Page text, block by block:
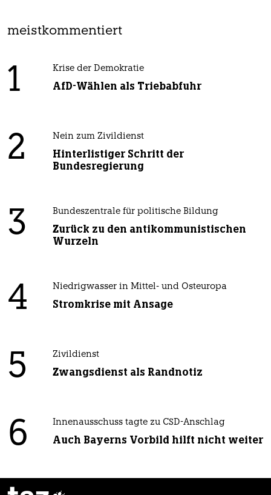
meistkommentiert
1 Krise der Demokratie
AfD-Wählen als Triebabfuhr
2 Nein zum Zivildienst
Hinterlistiger Schritt der
Bundesregierung
3 Bundeszentrale für politische Bildung
Zurück zu den antikommunistischen
Wurzeln
4 Niedrigwasser in Mittel- und Osteuropa
Stromkrise mit Ansage
5 Zivildienst
Zwangsdienst als Randnotiz
6 Innenausschuss tagte zu CSD-Anschlag
Auch Bayerns Vorbild hilft nicht weiter